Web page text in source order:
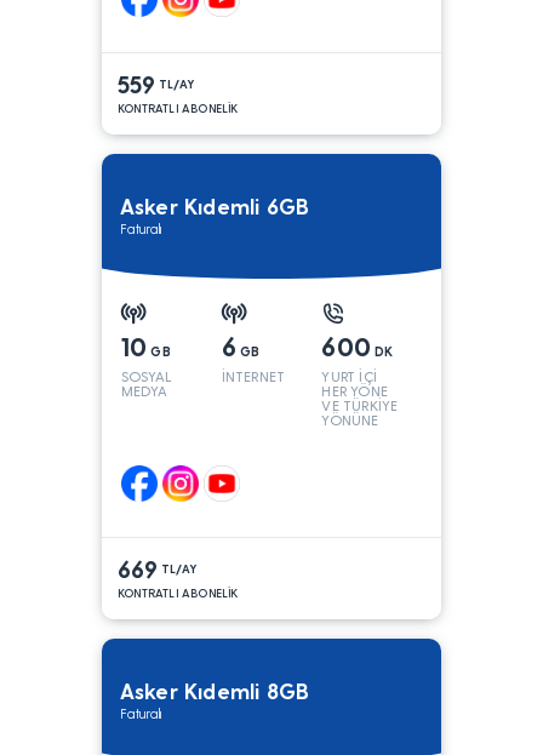
559 TL/AY
KONTRATLI ABONELİK
Asker Kıdemli 6GB
Faturalı
10 GB
SOSYAL
MEDYA
6 GB
İNTERNET
600 DK
YURT İÇİ
HER YÖNE
VE TÜRKİYE
YÖNÜNE
669 TL/AY
KONTRATLI ABONELİK
Asker Kıdemli 8GB
Faturalı